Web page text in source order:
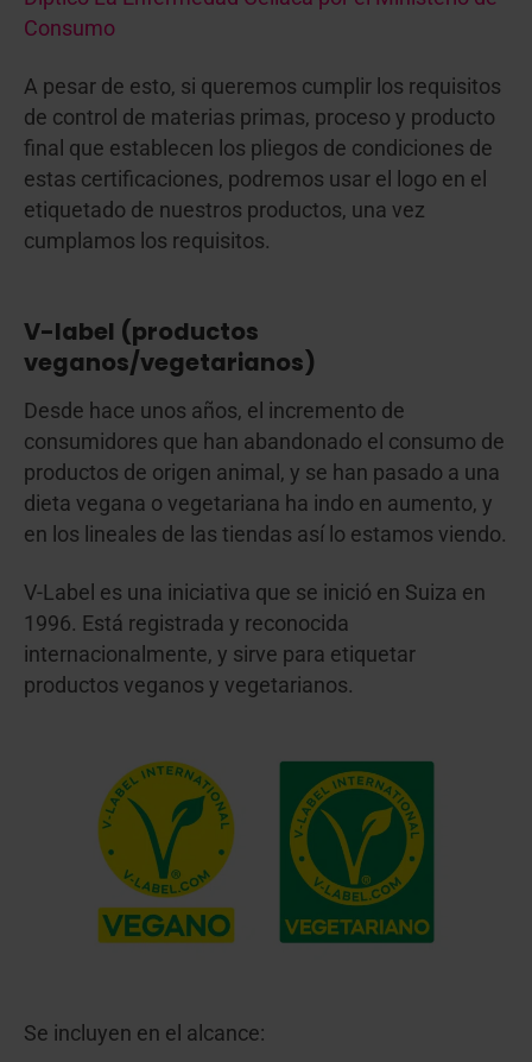
Consumo
A pesar de esto, si queremos cumplir los requisitos
de control de materias primas, proceso y producto
final que establecen los pliegos de condiciones de
estas certificaciones, podremos usar el logo en el
etiquetado de nuestros productos, una vez
cumplamos los requisitos.
V-label (productos
veganos/vegetarianos)
Desde hace unos años, el incremento de
consumidores que han abandonado el consumo de
productos de origen animal, y se han pasado a una
dieta vegana o vegetariana ha indo en aumento, y
en los lineales de las tiendas así lo estamos viendo.
V-Label es una iniciativa que se inició en Suiza en
1996. Está registrada y reconocida
internacionalmente, y sirve para etiquetar
productos veganos y vegetarianos.
Se incluyen en el alcance: